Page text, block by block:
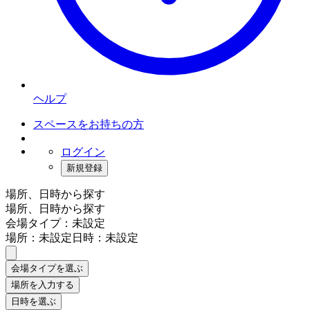
ヘルプ
スペースをお持ちの方
ログイン
新規登録
場所、日時から探す
場所、日時から探す
会場タイプ：未設定
場所：未設定日時：未設定
会場タイプを選ぶ
場所を入力する
日時を選ぶ